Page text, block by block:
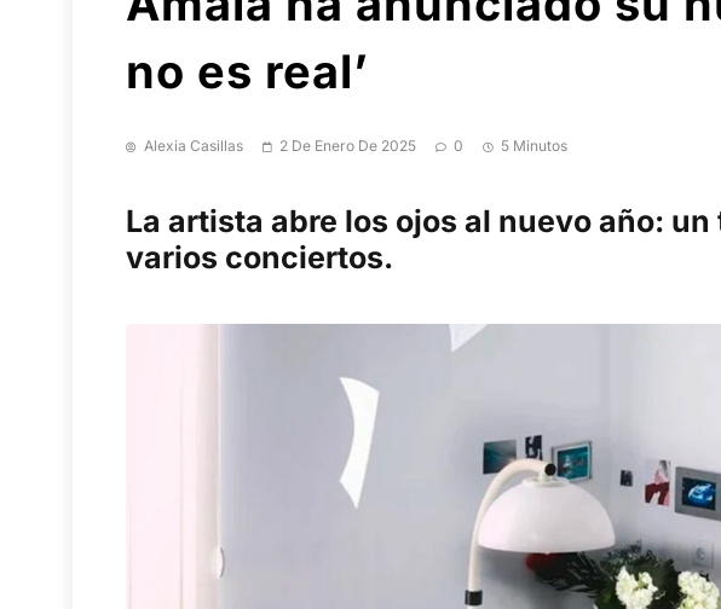
no es real’
Alexia Casillas 2 De Enero De 2025 0 5 Minutos
La artista abre los ojos al nuevo año:
varios conciertos.